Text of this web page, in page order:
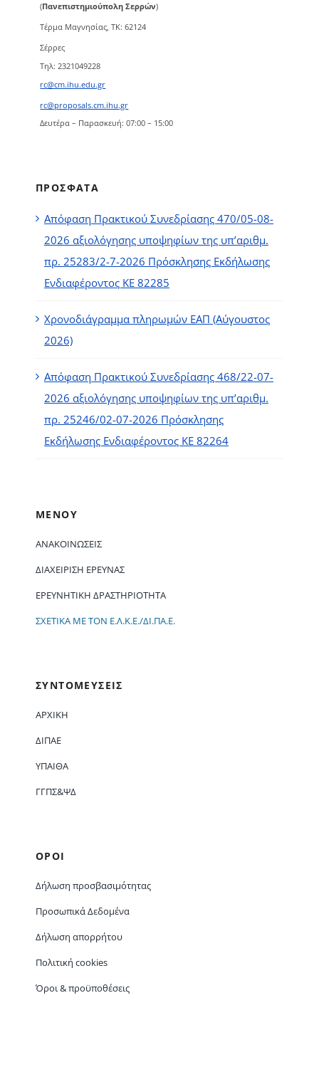
(Πανεπιστημιούπολη Σερρών)
Τέρμα Μαγνησίας, ΤΚ: 62124
Σέρρες
Τηλ: 2321049228
rc@cm.ihu.edu.gr
rc@proposals.cm.ihu.gr
Δευτέρα – Παρασκευή: 07:00 – 15:00
ΠΡΟΣΦΑΤΑ
Απόφαση Πρακτικού Συνεδρίασης 470/05-08-
2026 αξιολόγησης υποψηφίων της υπ’αριθμ.
πρ. 25283/2-7-2026 Πρόσκλησης Εκδήλωσης
Ενδιαφέροντος ΚΕ 82285
Χρονοδιάγραμμα πληρωμών ΕΑΠ (Αύγουστος
2026)
Απόφαση Πρακτικού Συνεδρίασης 468/22-07-
2026 αξιολόγησης υποψηφίων της υπ’αριθμ.
πρ. 25246/02-07-2026 Πρόσκλησης
Εκδήλωσης Ενδιαφέροντος ΚΕ 82264
ΜΕΝΟΥ
ΑΝΑΚΟΙΝΏΣΕΙΣ
ΔΙΑΧΕΊΡΙΣΗ ΈΡΕΥΝΑΣ
ΕΡΕΥΝΗΤΙΚΉ ΔΡΑΣΤΗΡΙΌΤΗΤΑ
ΣΧΕΤΙΚΆ ΜΕ ΤΟΝ Ε.Λ.Κ.Ε./ΔΙ.ΠΑ.Ε.
ΣΥΝΤΟΜΕΥΣΕΙΣ
ΑΡΧΙΚΗ
ΔΙΠΑΕ
ΥΠΑΙΘΑ
ΓΓΠΣ&ΨΔ
ΟΡΟΙ
Δήλωση προσβασιμότητας
Προσωπικά Δεδομένα
Δήλωση απορρήτου
Πολιτική cookies
Όροι & προϋποθέσεις